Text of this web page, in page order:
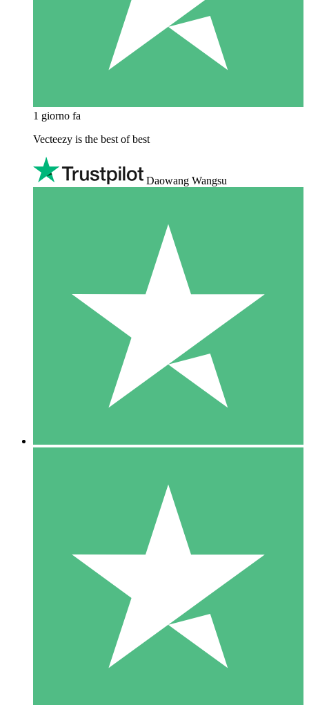
1 giorno fa
Vecteezy is the best of best
Daowang Wangsu